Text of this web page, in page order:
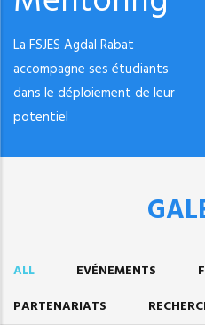
La FSJES Agdal Rabat
accompagne ses étudiants
dans le déploiement de leur
potentiel
ALL EVÉNEMENTS
PARTENARIATS